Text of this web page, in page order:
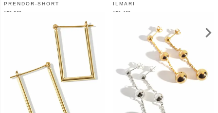
PRENDOR-SHORT
¥52,800
ILMARI
¥59,400